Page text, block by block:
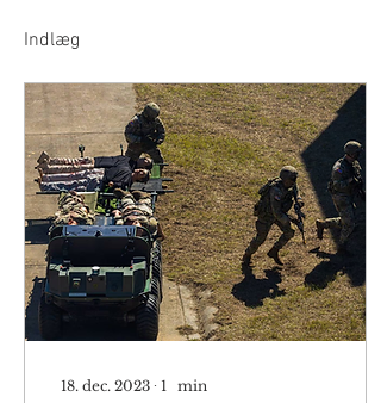
Indlæg
18. dec. 2023 ∙ 1 min